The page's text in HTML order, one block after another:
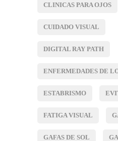
CLINICAS PARA OJOS
CUIDADO VISUAL
DIGITAL RAY PATH
ENFERMEDADES DE
ESTABRISMO
FATIGA VISUAL
GAFAS DE SOL